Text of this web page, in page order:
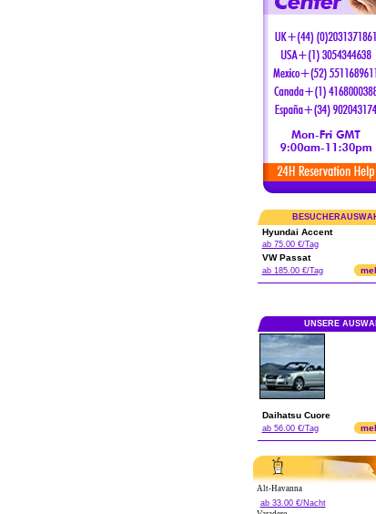
Hyundai Accent
ab 75.00 €/Tag
VW Passat
ab 185.00 €/Tag
UNSERE
Daihatsu Cuore
ab 56.00 €/Tag
Alt-Havanna
ab 33.00 €/Nacht